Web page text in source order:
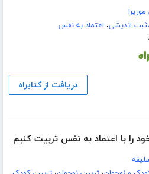
اندیشی، اعتماد به نفس
دریافت از کتابراه
را با اعتماد به ‌نفس تربیت کنیم